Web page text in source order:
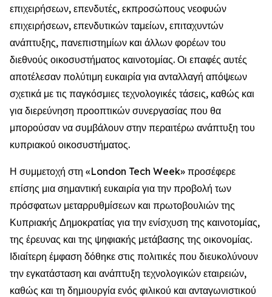
επιχειρήσεων, επενδυτές, εκπροσώπους νεοφυών
επιχειρήσεων, επενδυτικών ταμείων, επιταχυντών
ανάπτυξης, πανεπιστημίων και άλλων φορέων του
διεθνούς οικοσυστήματος καινοτομίας. Οι επαφές αυτές
αποτέλεσαν πολύτιμη ευκαιρία για ανταλλαγή απόψεων
σχετικά με τις παγκόσμιες τεχνολογικές τάσεις, καθώς και
για διερεύνηση προοπτικών συνεργασίας που θα
μπορούσαν να συμβάλουν στην περαιτέρω ανάπτυξη του
κυπριακού οικοσυστήματος.
Η συμμετοχή στη «London Tech Week» προσέφερε
επίσης μια σημαντική ευκαιρία για την προβολή των
πρόσφατων μεταρρυθμίσεων και πρωτοβουλιών της
Κυπριακής Δημοκρατίας για την ενίσχυση της καινοτομίας,
της έρευνας και της ψηφιακής μετάβασης της οικονομίας.
Ιδιαίτερη έμφαση δόθηκε στις πολιτικές που διευκολύνουν
την εγκατάσταση και ανάπτυξη τεχνολογικών εταιρειών,
καθώς και τη δημιουργία ενός φιλικού και ανταγωνιστικού